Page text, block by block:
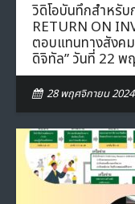
วิดิโอบันทึกสำหรับ
RETURN ON
ตอบแทนทางสังค
ดิจิทัล” วันที่ 22 พ
28 พฤศจิกายน 2024